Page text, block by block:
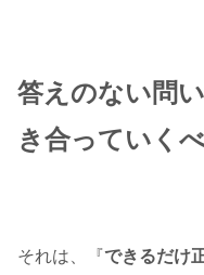
答えのない問
き合っていく
それは、『できるだけ